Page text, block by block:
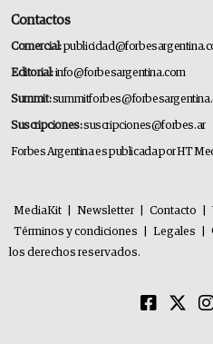
Contactos
Comercial:
Editorial:info@forbesargentina.com
Summit:
Suscripciones:suscripciones@forbes.ar
Forbes Argentina es publicada por HT
MediaKit Newsletter Contacto
Términos y condiciones
Legales
los derechos reservados.